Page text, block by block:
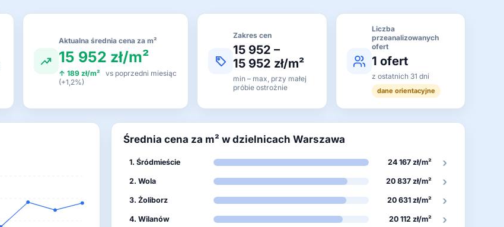
Aktualna średnia cena za m²
15 952 zł/m²
↑ 189 zł/m²
vs poprzedni miesiąc
(+1,2%)
Zakres cen
15 952 –
15 952 zł/m²
min – max, przy małej
próbie ostrożnie
Liczba
przeanalizowanych
ofert
1 ofert
z ostatnich 31 dni
dane orientacyjne
Średnia cena za m² w dzielnicach Warszawa
1. Śródmieście 24 167 zł/m² ›
2. Wola 20 837 zł/m² ›
3. Żoliborz 20 631 zł/m² ›
4. Wilanów 20 112 zł/m² ›